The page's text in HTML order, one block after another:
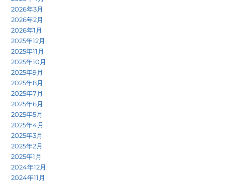
2026年3月
2026年2月
2026年1月
2025年12月
2025年11月
2025年10月
2025年9月
2025年8月
2025年7月
2025年6月
2025年5月
2025年4月
2025年3月
2025年2月
2025年1月
2024年12月
2024年11月